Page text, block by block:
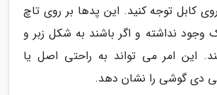
کابل توجه کنید. این پدها بر روی تاچ
نداشته و اگر باشند به شکل زبر و
این امر می تواند به راحتی اصل یا
دی گوشی را نشان دهد.